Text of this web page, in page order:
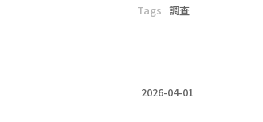
Tags 調査
2026-04-01